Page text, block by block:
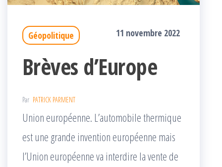
Géopolitique 11 novembre 2022
Brèves d’Europe
Par PATRICK PARMENT
Union européenne. L’automobile thermique
est une grande invention européenne mais
l’Union européenne va interdire la vente de